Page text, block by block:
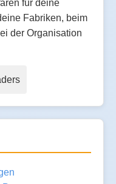
für deine
Fabriken, beim
der Organisation